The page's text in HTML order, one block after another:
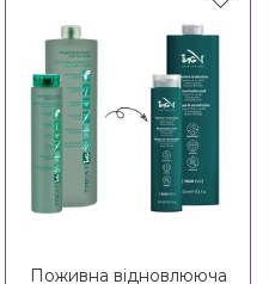
Поживна відновлююча